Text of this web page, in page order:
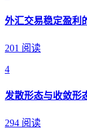
外汇交易稳定盈利
201 阅读
4
发散形态与收敛形
294 阅读